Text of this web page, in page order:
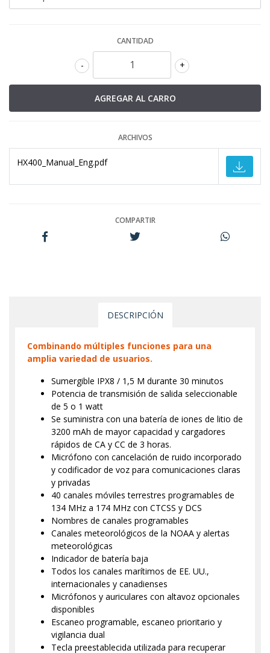
CANTIDAD
+
-
ARCHIVOS
HX400_Manual_Eng.pdf
COMPARTIR
DESCRIPCIÓN
Combinando múltiples funciones para una
amplia variedad de usuarios.
Sumergible IPX8 / 1,5 M durante 30 minutos
Potencia de transmisión de salida seleccionable
de 5 o 1 watt
Se suministra con una batería de iones de litio de
3200 mAh de mayor capacidad y cargadores
rápidos de CA y CC de 3 horas.
Micrófono con cancelación de ruido incorporado
y codificador de voz para comunicaciones claras
y privadas
40 canales móviles terrestres programables de
134 MHz a 174 MHz con CTCSS y DCS
Nombres de canales programables
Canales meteorológicos de la NOAA y alertas
meteorológicas
Indicador de batería baja
Todos los canales marítimos de EE. UU.,
internacionales y canadienses
Micrófonos y auriculares con altavoz opcionales
disponibles
Escaneo programable, escaneo prioritario y
vigilancia dual
Tecla preestablecida utilizada para recuperar